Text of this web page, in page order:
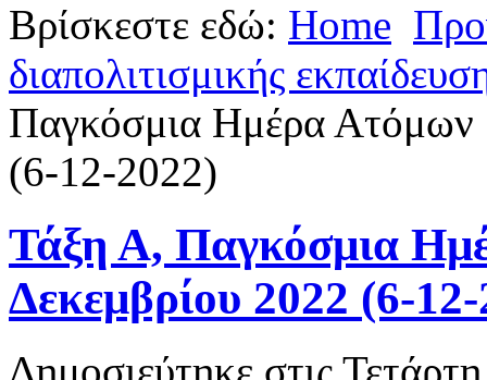
Βρίσκεστε εδώ: Home
διαπολιτισμικής
Παγκόσμια Ημέρα Ατόμων
(6-12-2022)
Τάξη Α, Παγκόσμια
Δεκεμβρίου 2022 (6-
Δημοσιεύτηκε στις